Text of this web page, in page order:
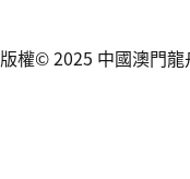
版權© 2025 中國澳門龍